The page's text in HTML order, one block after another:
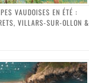
VAUDOISES EN ÉTÉ :
VILLARS-SUR-OLLON &